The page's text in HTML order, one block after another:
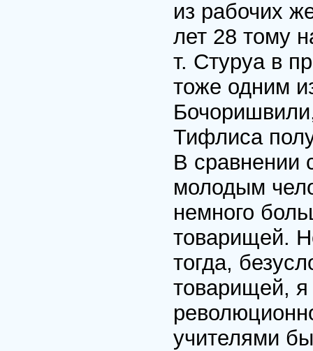
из рабочих
лет 28 тому
т. Стуруа в
тоже одним
Тифлиса
В сравнении
молодым
немного
товарищей.
тогда,
товарищей, я
учителями